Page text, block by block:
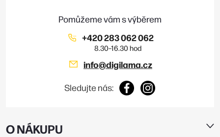
O NÁKUPU
info@digilama.cz
+420 283 062 062
Sledujte nás: